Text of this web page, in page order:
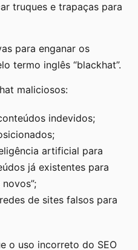
truques e trapaças para
para enganar os
termo inglês “blackhat”.
maliciosos:
indevidos;
artificial para
já existentes para
de sites falsos para
o uso incorreto do SEO